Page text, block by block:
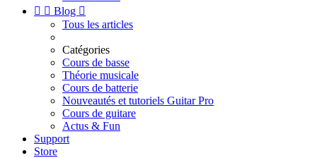
  Blog 
Tous les articles
Catégories
Cours de basse
Théorie musicale
Cours de batterie
Nouveautés et tutoriels Guitar Pro
Cours de guitare
Actus & Fun
Support
Store